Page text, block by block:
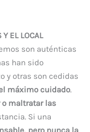
Y EL LOCAL
son auténticas
han sido
y otras son cedidas
máximo cuidado.
o maltratar las
Si una
pero nunca la